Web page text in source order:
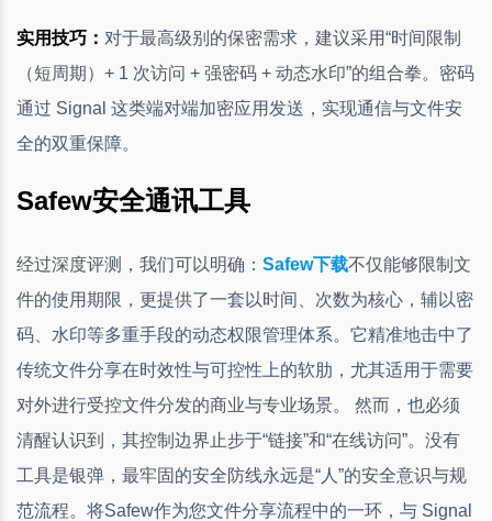
实用技巧： 对于最高级别的保密需求，建议采用“时间限制
（短周期）+ 1 次访问 + 强密码 + 动态水印”的组合拳。密码
通过 Signal 这类端对端加密应用发送，实现通信与文件安
全的双重保障。
Safew安全通讯工具
经过深度评测，我们可以明确： Safew下载不仅能够限制文
件的使用期限，更提供了一套以时间、次数为核心，辅以密
码、水印等多重手段的动态权限管理体系。它精准地击中了
传统文件分享在时效性与可控性上的软肋，尤其适用于需要
对外进行受控文件分发的商业与专业场景。 然而，也必须
清醒认识到，其控制边界止步于“链接”和“在线访问”。没有
工具是银弹，最牢固的安全防线永远是“人”的安全意识与规
范流程。将Safew作为您文件分享流程中的一环，与 Signal